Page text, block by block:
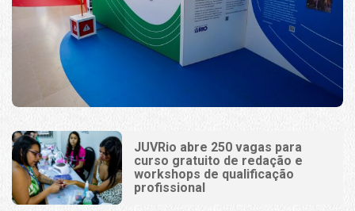
JUVRio abre 250 vagas para
curso gratuito de redação e
workshops de qualificação
profissional